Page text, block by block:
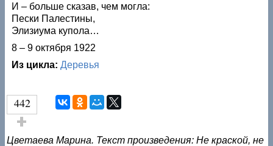
И – больше сказав, чем могла:
Пески Палестины,
Элизиума купола…
8 – 9 октября 1922
Из цикла:Деревья
442
Голос за!
Цветаева Марина. Текст произведения: Не краской, не